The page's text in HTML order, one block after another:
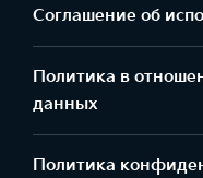
Соглашение об
Политика в
данных
Политика